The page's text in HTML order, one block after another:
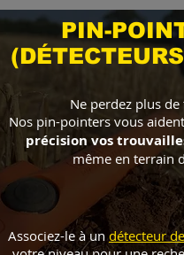
PIN-
Ne perdez plus de
Nos pin-pointers vous
précision vos
même en terrain
Associez-le à undétecteur